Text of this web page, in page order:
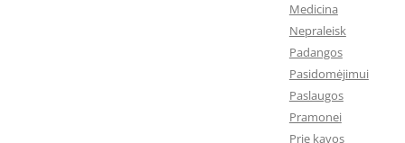
Medicina
Nepraleisk
Padangos
Pasidomėjimui
Paslaugos
Pramonei
Prie kavos